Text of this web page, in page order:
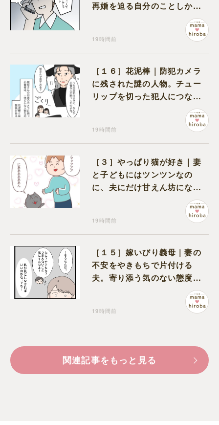
再婚を迫る自分のことしか考
19時間前
［１６］花泥棒｜防犯カメラ
に残された謎の人物。チュー
リップを切った犯人につなが
る証拠になるのか期待する
19時間前
［３］やっぱり猫が好き｜妻
と子どもにはツンツンなの
に、夫にだけ甘えん坊になる
19時間前
［１５］嫁いびり義母｜妻の
不安をやきもちで片付ける
夫。寄り添う気のない態度に
19時間前
関連記事をもっと見る